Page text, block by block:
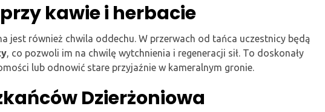
kawie i herbacie
jest również chwila oddechu. W przerwach od tańca uczestnicy będą
, co pozwoli im na chwilę wytchnienia i regeneracji sił. To doskonały
lub odnowić stare przyjaźnie w kameralnym gronie.
Dzierżoniowa